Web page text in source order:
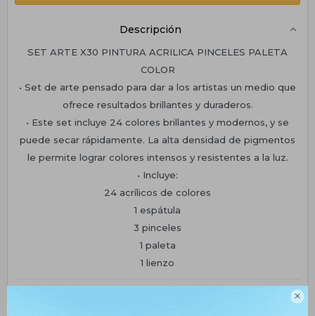

Descripción
SET ARTE X30 PINTURA ACRILICA PINCELES PALETA
COLOR
• Set de arte pensado para dar a los artistas un medio que
ofrece resultados brillantes y duraderos.
• Este set incluye 24 colores brillantes y modernos, y se
puede secar rápidamente. La alta densidad de pigmentos
le permite lograr colores intensos y resistentes a la luz.
• Incluye:
24 acrílicos de colores
1 espátula
3 pinceles
1 paleta
1 lienzo